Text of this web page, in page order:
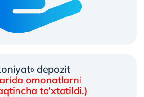
depozit
omonatlarni
to‘xtatildi.)